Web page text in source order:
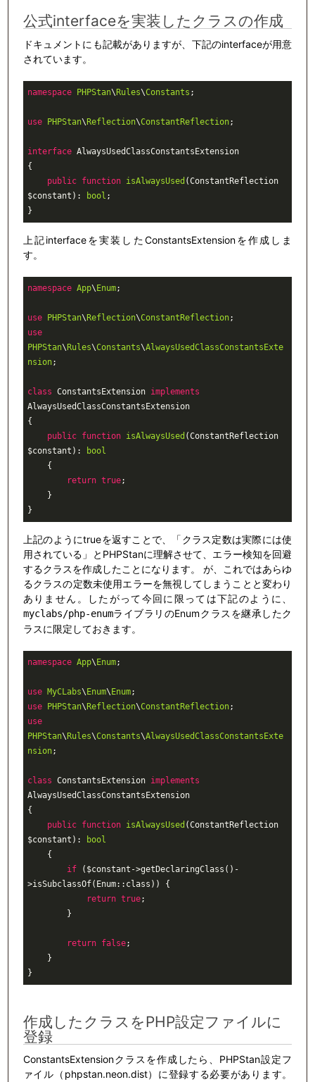
公式interfaceを実装したクラスの作成
ドキュメントにも記載がありますが、下記のinterfaceが用意
されています。
namespace PHPStan\Rules\Constants ;
use PHPStan\Reflection\ConstantReflection;
interface AlwaysUsedClassConstantsExtension
{
public function isAlwaysUsed (ConstantReflection
$constant) : bool ;
}
上記interfaceを実装したConstantsExtensionを作成しま
す。
namespace App\Enum;
use PHPStan\Reflection\ConstantReflection
use
PHPStan\Rules\Constants\AlwaysUsedClassConstantsExte
nsion;
class ConstantsExtension implements
AlwaysUsedClassConstantsExtension
{
public function isAlwaysUsed (ConstantReflection
$constant) :
bool
{
return true;
}
上記のようにtrueを返すことで、「クラス定数は実際には使
用されている」とPHPStanに理解させて、エラー検知を回避
するクラスを作成したことになります。 が、これではあらゆ
るクラスの定数未使用エラーを無視してしまうことと変わり
ありません。したがって今回に限っては下記のように、
myclabs/php-enumライブラリのEnumクラスを継承したク
ラスに限定しておきます。
namespace App\Enum;
use MyCLabs\Enum\Enum
use PHPStan\Reflection\ConstantReflection
use
PHPStan\Rules\Constants\AlwaysUsedClassConstantsExte
nsion;
class ConstantsExtension implements
AlwaysUsedClassConstantsExtension
{
public function isAlwaysUsed (ConstantReflection
$constant) :
bool
{
if ($constant->getDeclaringClass()-
>isSubclassOf(Enum::class)) {
return true;
return false;
}
作成したクラスをPHP設定ファイルに
登録
ConstantsExtensionクラスを作成したら、PHPStan設定フ
ァイル（phpstan.neon.dist）に登録する必要があります。